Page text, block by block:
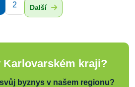
2 Další
Karlovarském kraji?
byznys v našem regionu?